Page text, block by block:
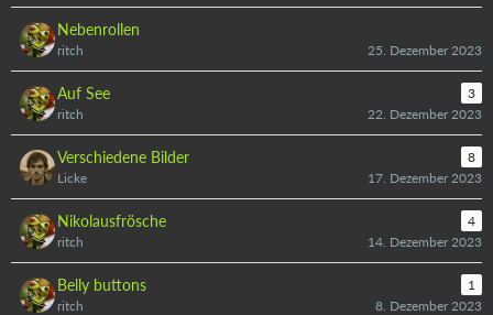
Nebenrollen
ritch 25. Dezember 2023
Auf See
3
ritch
22. Dezember 2023
Verschiedene Bilder
8
Licke
17. Dezember 2023
Nikolausfrösche
4
ritch
14. Dezember 2023
Belly buttons
1
ritch
8. Dezember 2023